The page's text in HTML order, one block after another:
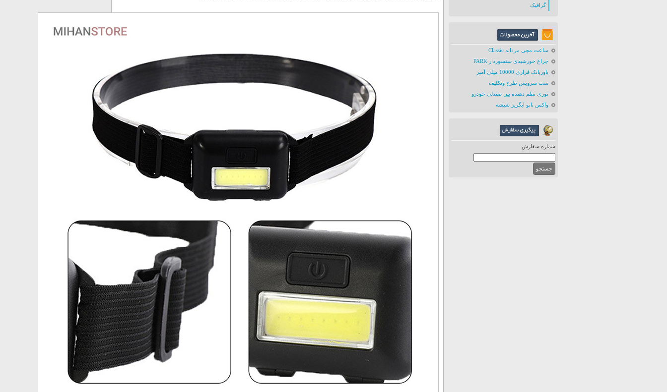
گرافیک
ساعت مچی مردانه Classic
چراغ خورشیدی سنسوردار PARK
پاوربانک فراری 10000 میلی آمپر
ست سرویس طرح ونکلیف
توری نظم دهنده بین صندلی خودرو
واکس نانو آبگریز شیشه
شماره سفارش